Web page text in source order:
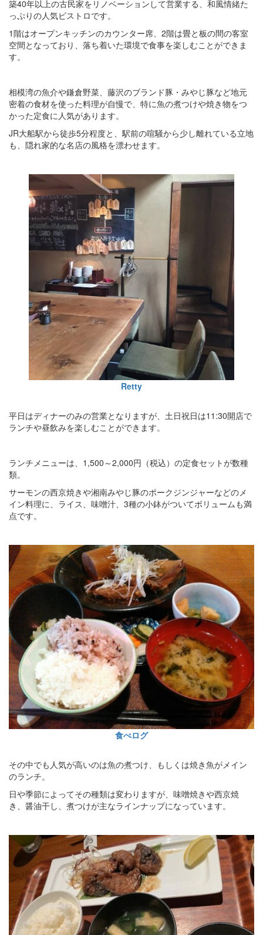
築40年以上の古民家をリノベーションして営業する、和風情緒た
っぷりの人気ビストロです。
1階はオープンキッチンのカウンター席、2階は畳と板の間の客室
空間となっており、落ち着いた環境で食事を楽しむことができま
す。
相模湾の魚介や鎌倉野菜、藤沢のブランド豚・みやじ豚など地元
密着の食材を使った料理が自慢で、特に魚の煮つけや焼き物をつ
かった定食に人気があります。
JR大船駅から徒歩5分程度と、駅前の喧騒から少し離れている立地
も、隠れ家的な名店の風格を漂わせます。
Retty
平日はディナーのみの営業となりますが、土日祝日は11:30開店で
ランチや昼飲みを楽しむことができます。
ランチメニューは、1,500～2,000円（税込）の定食セットが数種
類。
サーモンの西京焼きや湘南みやじ豚のポークジンジャーなどのメ
イン料理に、ライス、味噌汁、3種の小鉢がついてボリュームも満
点です。
食べログ
その中でも人気が高いのは魚の煮つけ、もしくは焼き魚がメイン
のランチ。
日や季節によってその種類は変わりますが、味噌焼きや西京焼
き、醤油干し、煮つけが主なラインナップになっています。